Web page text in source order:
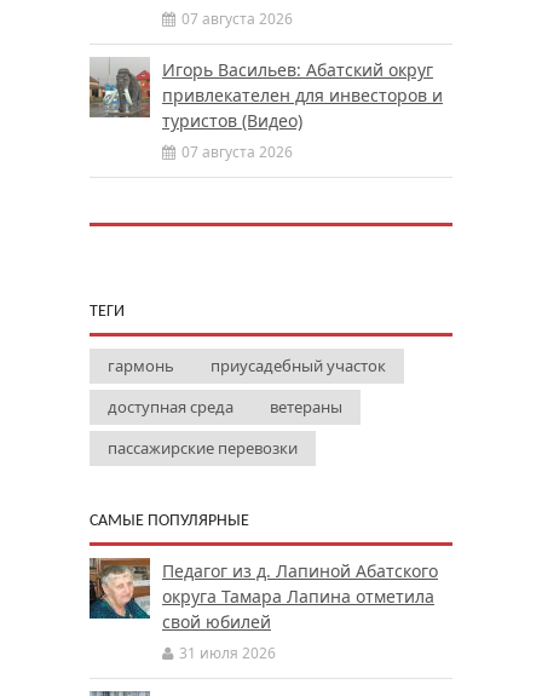
07 августа 2026
Игорь Васильев: Абатский округ
привлекателен для инвесторов и
туристов (Видео)
07 августа 2026
ТЕГИ
гармонь
приусадебный участок
доступная среда
ветераны
пассажирские перевозки
САМЫЕ ПОПУЛЯРНЫЕ
Педагог из д. Лапиной Абатского
округа Тамара Лапина отметила
свой юбилей
31 июля 2026